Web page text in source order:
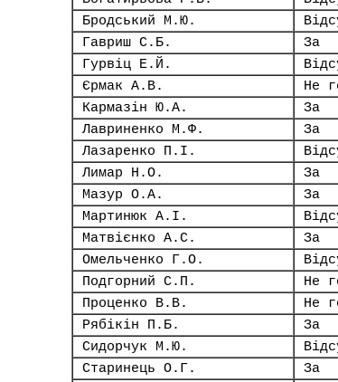
Бродський М.Ю.
Гавриш С.Б.
За
Гурвіц Е.Й.
Єрмак А.В.
Не
Кармазін Ю.А.
За
Лавриненко М.Ф.
За
Лазаренко П.І.
Лимар Н.О.
За
Мазур О.А.
За
Мартинюк А.І.
Матвієнко А.С.
За
Омельченко Г.О.
Подгорний С.П.
Не
Проценко В.В.
Не
Рябікін П.Б.
За
Сидорчук М.Ю.
Старинець О.Г.
За